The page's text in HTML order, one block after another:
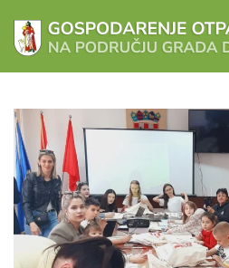
Skip to main content